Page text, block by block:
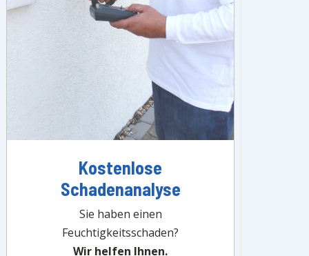
Kostenlose
Schadenanalyse
Sie haben einen
Feuchtigkeitsschaden?
Wir helfen Ihnen.